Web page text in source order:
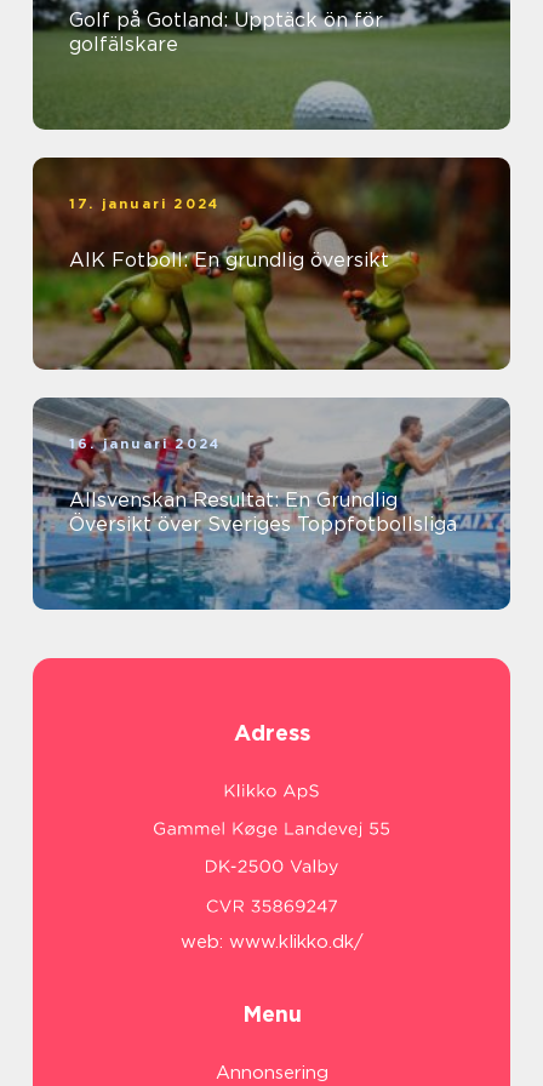
Golf på Gotland: Upptäck ön för
golfälskare
17. januari 2024
AIK Fotboll: En grundlig översikt
16. januari 2024
Allsvenskan Resultat: En Grundlig
Översikt över Sveriges Toppfotbollsliga
Adress
web: www.klikko.dk/
Menu
Annonsering